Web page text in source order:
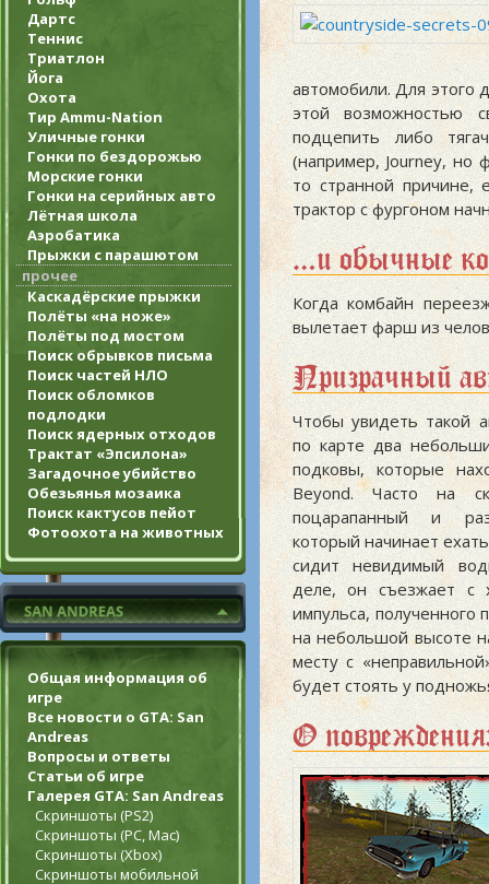
Дартс
Теннис
Триатлон
Йога
Охота
Тир Ammu-Nation
Уличные гонки
Гонки по бездорожью
Морские гонки
Гонки на серийных авто
Лётная школа
Аэробатика
Прыжки с парашютом
прочее
Каскадёрские прыжки
Полёты «на ноже»
Полёты под мостом
Поиск обрывков письма
Поиск частей НЛО
Поиск обломков
подлодки
Поиск ядерных отходов
Трактат «Эпсилона»
Загадочное убийство
Обезьянья мозаика
Поиск кактусов пейот
Фотоохота на животных
Общая информация об
игре
Все новости о GTA: San
Andreas
Вопросы и ответы
Статьи об игре
Галерея GTA: San Andreas
Скриншоты (PS2)
Скриншоты (PC, Mac)
Скриншоты (Xbox)
Скриншоты мобильной
автомобили. Для этого
этой возможностью
подцепить либо
(например, Journey, но
то странной причине,
трактор с фургоном
…и обычные
Когда комбайн
вылетает фарш из
«Призрачный
Чтобы увидеть такой
по карте два
подковы, которые
Beyond. Часто на
поцарапанный и
который начинает
сидит невидимый
деле, он съезжает с
импульса,
на небольшой высоте
месту с
будет стоять у
О